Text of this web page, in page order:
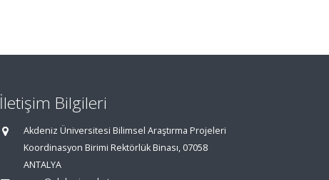
İletişim Bilgileri
Akdeniz Üniversitesi Bilimsel Araştırma Projeleri
Koordinasyon Birimi Rektörlük Binası, 07058
ANTALYA